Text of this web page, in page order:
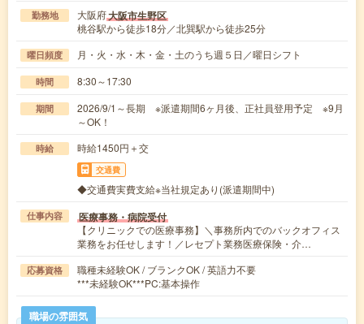
勤務地 大阪府大阪市生野区
桃谷駅から徒歩18分／北巽駅から徒歩25分
曜日頻度 月・火・水・木・金・土のうち週５日／曜日シフト
時間 8:30～17:30
期間
2026/9/1～長期 ※派遣期間6ヶ月後、正社員登用予定 ※9月
～OK！
時給 時給1450円＋交
交通費
◆交通費実費支給※当社規定あり(派遣期間中)
仕事内容 医療事務・病院受付
【クリニックでの医療事務】＼事務所内でのバックオフィス
業務をお任せします！／レセプト業務医療保険・介…
応募資格
職種未経験OK / ブランクOK / 英語力不要
***未経験OK***PC:基本操作
職場の雰囲気